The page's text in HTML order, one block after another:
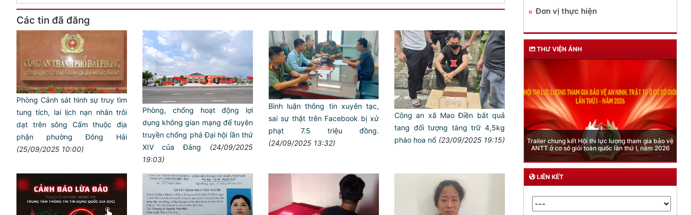
Các tin đã đăng
Phòng Cảnh sát hình sự truy tìm
tung tích, lai lịch nạn nhân trôi
dạt trên sông Cấm thuộc địa
phận phường Đông Hải
(25/09/2025 10:00)
Phòng, chống hoạt động lợi
dụng không gian mạng để tuyên
truyền chống phá Đại hội lần thứ
XIV của Đảng
(24/09/2025
19:03)
Bình luận thông tin xuyên tạc,
sai sự thật trên Facebook bị xử
phạt 7.5 triệu đồng.
(24/09/2025 13:32)
Công an xã Mao Điền bắt quả
tang đối tượng tàng trữ 4,5kg
pháo hoa nổ (23/09/2025 19:15)
Đơn vị thực hiện
THƯ VIỆN ẢNH
Phòng Quản lý xuất nhập cảnh: Hướng dẫn những
quy định mới trong lĩnh vực xuất cảnh, nhập cảnh
của công dân việt nam từ ngày 01/7/2026
LIÊN KẾT